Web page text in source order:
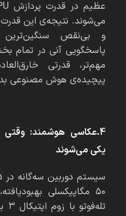
می‌شوند. نتیجه‌ی این
و بی‌نقص سنگین‌ترین
پاسخگویی آنی در تمام
مهم‌تر، قدرتی
پیچیده‌ی هوش مصنوعی
4.عکاسی هوشمند:
یکی می‌شوند
۵۰ مگاپیکسلی